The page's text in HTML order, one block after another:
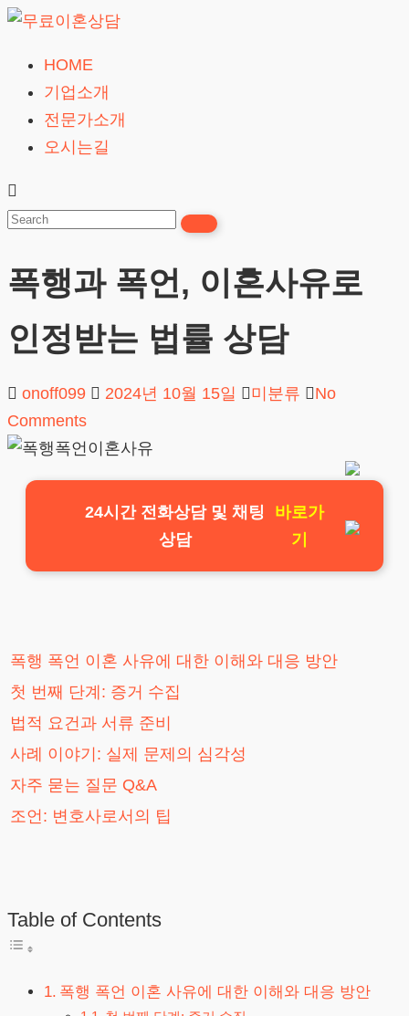
Skip
content
상
담
HOME
기업소개
전문가소개
오시는길
폭행과 폭언, 이혼사유로
인정받는 법률 상담
onoff099 2024년 10월 15일 미분류
No
Comments
24시간 전화상담 및 채팅
상담
바로가
기
폭행 폭언 이혼 사유에 대한 이해와 대응 방안
첫 번째 단계: 증거 수집
법적 요건과 서류 준비
사례 이야기: 실제 문제의 심각성
자주 묻는 질문 Q&A
조언: 변호사로서의 팁
Table of Contents
폭행 폭언 이혼 사유에 대한 이해와 대응 방안